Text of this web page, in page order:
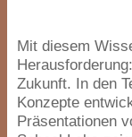
Mit diesem
Zukunft. In den
Konzepte
Präsentationen